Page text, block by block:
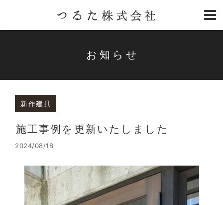
お知らせ
新作建具
施工事例を更新いたしました
2024/08/18